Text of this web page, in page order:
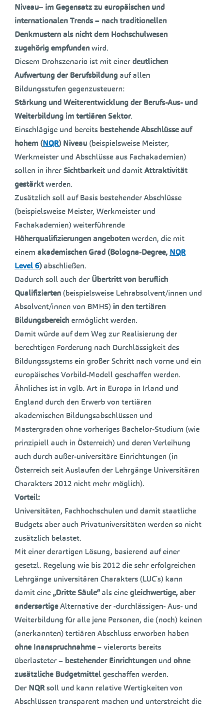
Niveau– im Gegensatz zu europäischen und
internationalen Trends – nach traditionellen
Denkmustern als nicht dem Hochschulwesen
zugehörig empfundenwird.
Diesem Drohszenario ist mit einerdeutlichen
Aufwertung der Berufsbildungauf allen
Bildungsstufen gegenzusteuern:
Stärkung und Weiterentwicklung der Berufs-Aus- und
Weiterbildung im tertiären Sektor.
Einschlägige und bereits bestehende Abschlüsse auf
hohem (NQR) Niveau (beispielsweise Meister,
Werkmeister und Abschlüsse aus Fachakademien)
sollen in ihrerSichtbarkeitund damitAttraktivität
gestärktwerden.
Zusätzlich soll auf Basis bestehender Abschlüsse
(beispielsweise Meister, Werkmeister und
Fachakademien) weiterführende
Höherqualifizierungenangebotenwerden, die mit
einem akademischen Grad (Bologna-Degree, NQR
Level 6)abschließen.
Dadurch soll auch der Übertritt von beruflich
Qualifizierten (beispielsweise Lehrabsolvent/innen und
Absolvent/innen von BMHS) in den tertiären
Bildungsbereichermöglicht werden.
Damit würde auf dem Weg zur Realisierung der
berechtigen Forderung nach Durchlässigkeit des
Bildungssystems ein großer Schritt nach vorne und ein
europäisches Vorbild-Modell geschaffen werden.
Ähnliches ist in vglb. Art in Europa in Irland und
England durch den Erwerb von tertiären
akademischen Bildungsabschlüssen und
Mastergraden ohne vorheriges Bachelor-Studium (wie
prinzipiell auch in Österreich) und deren Verleihung
auch durch außer-universitäre Einrichtungen (in
Österreich seit Auslaufen der Lehrgänge Universitären
Charakters 2012 nicht mehr möglich).
Vorteil:
Universitäten, Fachhochschulen und damit staatliche
Budgets aber auch Privatuniversitäten werden so nicht
zusätzlich belastet.
Mit einer derartigen Lösung, basierend auf einer
gesetzl. Regelung wie bis 2012 die sehr erfolgreichen
Lehrgänge universitären Charakters (LUC´s) kann
damit eine „Dritte Säule“als einegleichwertige, aber
andersartigeAlternative der -durchlässigen- Aus- und
Weiterbildung für alle jene Personen, die (noch) keinen
(anerkannten) tertiären Abschluss erworben haben
ohne Inanspruchnahme– vielerorts bereits
überlasteter – bestehender Einrichtungen und ohne
zusätzliche Budgetmittelgeschaffen werden.
Der NQRsoll und kann relative Wertigkeiten von
Abschlüssen transparent machen und unterstreicht die